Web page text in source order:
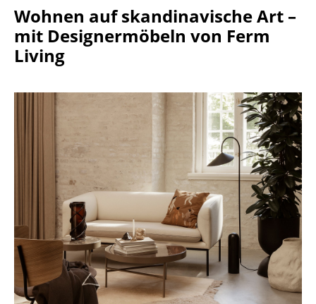
Kinderbetten
Nachttische & Bettzubehör
... alle Betten
Accessoires
Spiegel
Figuren & Miniaturen
Vasen
Tabletts
Büroutensilien
Aufbewahrungsboxen
Wohnen auf skandinavische Art –
mit Designermöbeln von Ferm
Living